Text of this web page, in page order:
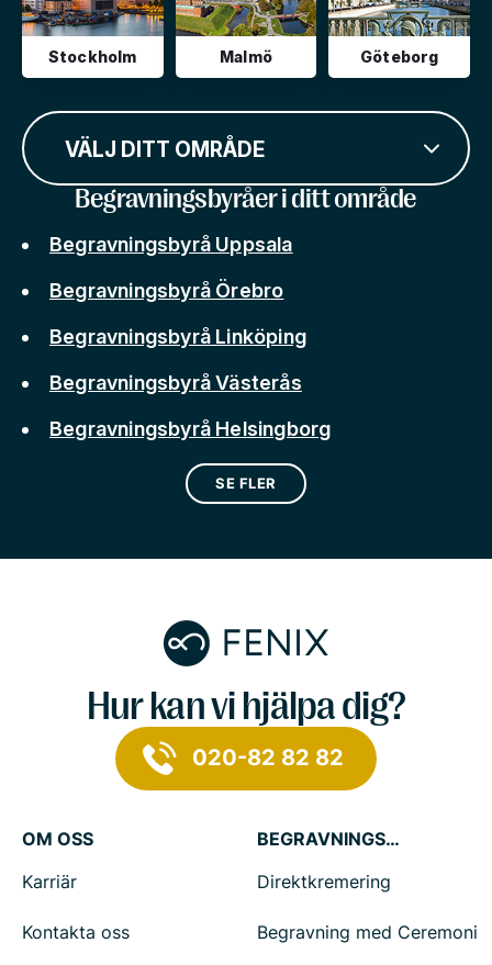
Stockholm Malmö Göteborg
VÄLJ DITT OMRÅDE
Begravningsbyråer i ditt område
Begravningsbyrå Uppsala
Begravningsbyrå Örebro
Begravningsbyrå Linköping
Begravningsbyrå Västerås
Begravningsbyrå Helsingborg
SE FLER
Hur kan vi hjälpa dig?
020-82 82 82
OM OSS
Karriär
Kontakta oss
BEGRAVNINGSTJÄNSTER
Direktkremering
Begravning med Ceremoni